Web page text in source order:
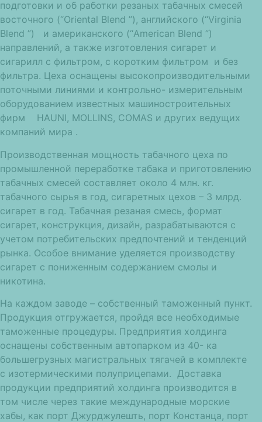
подготовки и об работки резаных табачных смесей
восточного (“Oriental Blend ”), английского (“Virginia
Blend ”) и американского (“American Blend ”)
направлений, а также изготовления сигарет и
сигарилл с фильтром, с коротким фильтром и без
фильтра. Цеха оснащены высокопроизводительными
поточными линиями и контрольно- измерительным
оборудованием известных машиностроительных
фирм HAUNI, MOLLINS, COMAS и других ведущих
компаний мира .
Производственная мощность табачного цеха по
промышленной переработке табака и приготовлению
табачных смесей составляет около 4 млн. кг.
табачного сырья в год, сигаретных цехов – 3 млрд.
сигарет в год. Табачная резаная смесь, формат
сигарет, конструкция, дизайн, разрабатываются с
учетом потребительских предпочтений и тенденций
рынка. Особое внимание уделяется производству
сигарет с пониженным содержанием смолы и
никотина.
На каждом заводе – собственный таможенный пункт.
Продукция отгружается, пройдя все необходимые
таможенные процедуры. Предприятия холдинга
оснащены собственным автопарком из 40- ка
большегрузных магистральных тягачей в комплекте
с изотермическими полуприцепами. Доставка
продукции предприятий холдинга производится в
том числе через такие международные морские
хабы, как порт Джурджулешть, порт Констанца, порт